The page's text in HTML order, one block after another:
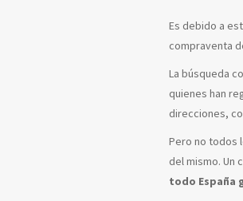
Es debido a
compraventa
La búsqueda
quienes han
direcciones,
Pero no todos
del mismo. Un
todo España